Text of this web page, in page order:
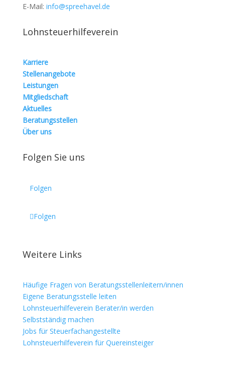
E-Mail: info@spreehavel.de
Lohnsteuerhilfeverein
Karriere
Stellenangebote
Leistungen
Mitgliedschaft
Aktuelles
Beratungsstellen
Über uns
Folgen Sie uns
Folgen
Folgen
Weitere Links
Häufige Fragen von Beratungsstellenleitern/innen
Eigene Beratungsstelle leiten
Lohnsteuerhilfeverein Berater/in werden
Selbstständig machen
Jobs für Steuerfachangestellte
Lohnsteuerhilfeverein für Quereinsteiger